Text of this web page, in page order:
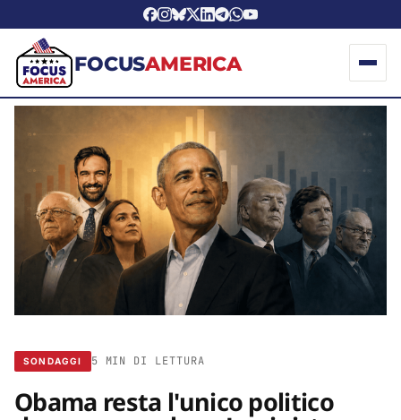
FOCUSAMERICA
SONDAGGI 5 MIN DI LETTURA
Obama resta l'unico politico